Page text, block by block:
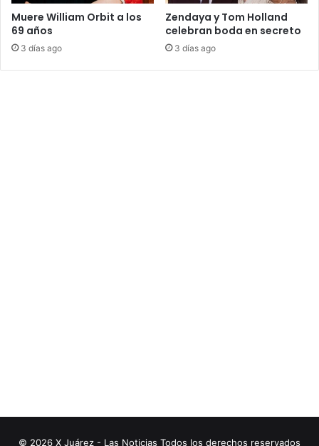
Muere William Orbit a los
69 años
3 días ago
Zendaya y Tom Holland
celebran boda en secreto
3 días ago
© 2026 X Juárez - Las Noticias Todos los derechos reservados